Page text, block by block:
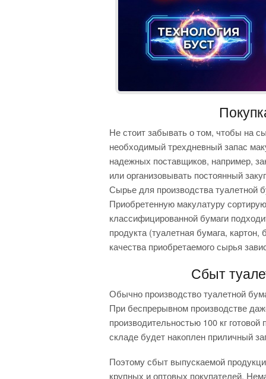
Не стоит забывать о том, чтобы на
необходимый трехдневный запас
надежных поставщиков, например,
или организовывать постоянный
Сырье для производства туалетной
Приобретенную макулатуру
классифицированной бумаги
продукта (туалетная бумага,
качества приобретаемого сырья
Сбыт
Обычно производство туалетной
При беспрерывном производстве
производительностью 100 кг
складе будет накоплен приличный
Поэтому сбыт выпускаемой
крупных и оптовых покупателей.